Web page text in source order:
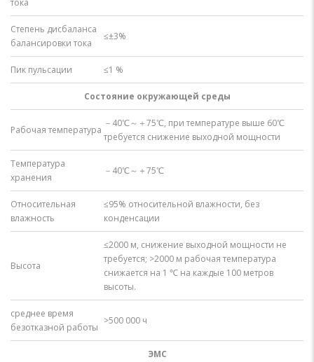
Степень дисбаланса
балансировки тока
≤±3%
Пик пульсации ≤1 %
Состояние окружающей среды
Рабочая температура
－40℃～＋75℃, при температуре выше 60℃
требуется снижение выходной мощности
Температура
хранения
－40℃～＋75℃
Относительная
влажность
≤95% относительной влажности, без
конденсации
Высота​
≤2000 м, снижение выходной мощности не
требуется; >2000 м рабочая температура
снижается на 1 ℃ на каждые 100 метров
высоты.
среднее время
безотказной работы
>500 000 ч
ЭМС